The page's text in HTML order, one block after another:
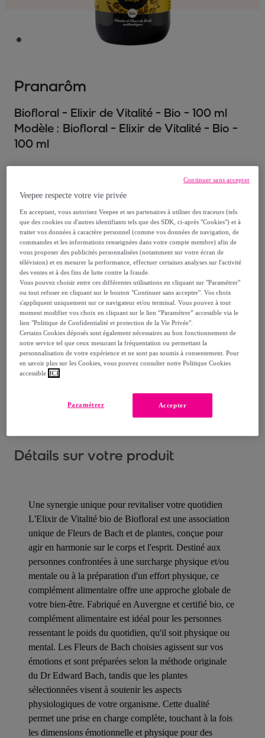
Pranarôm
Biofloral - Elixir de Vitalité - Bio - 100 ml
Modèle : Biofloral - Elixir de Vitalité - Bio -
100 ml
Vendu par I Natural Health
Livraison
Livraison à partir de4,20 €
Offerte par la marque dès 21,10 € d'achat
Livraison estimée: entre le13/08et le16/08
Détails sur votre produit
Une synergie unique pour revitaliser votre quotidien
L'Elixir de Vitalité bio de Biofloral est une association
unique de Fleurs de Bach et de plantes, conçue pour
agir en harmonie sur le corps et l'esprit. Destiné aux
personnes confrontées à une surcharge physique et/ou
mentale ou à la préparation d'un effort physique, ce
complément alimentaire offre une approche globale de
votre bien-être. Fabriqué en Auvergne et certifié bio, ce
complément alimentaire est idéal pour les personnes
ressentant le poids du quotidien, qu'il soit physique ou
mental. Les Fleurs de Bach choisies agissent sur vos
émotions et sont préparées selon la méthode originale
du Dr Edward Bach, tandis que les plantes
sélectionnées visent à soutenir les aspects
physiologiques de votre organisme. Cette dualité
permet une prise en charge complète, touchant à la fois
les dimensions émotionnelle et physique pour des
Veepee respecte votre vie privée
En acceptant, vous autorisez Veepee et ses partenaires à utiliser des traceurs (tels
que des cookies ou d'autres identifiants tels que des SDK, ci-après "Cookies") et à
traiter vos données à caractère personnel (comme vos données de navigation, de
commandes et les informations renseignées dans votre compte membre) afin de
vous proposer des publicités personnalisées (notamment sur votre écran de
télévision) et en mesurer la performance, effectuer certaines analyses sur l'activité
des ventes et à des fins de lutte contre la fraude.
Vous pouvez choisir entre ces différentes utilisations en cliquant sur "Paramétrer"
ou tout refuser en cliquant sur le bouton "Continuer sans accepter". Vos choix
s'appliquent uniquement sur ce navigateur et/ou terminal. Vous pouvez à tout
moment modifier vos choix en cliquant sur le lien “Paramétrer” accessible via le
lien "Politique de Confidentialité et protection de la Vie Privée".
Certains Cookies déposés sont également nécessaires au bon fonctionnement de
notre service tel que ceux mesurant la fréquentation ou permettant la
personnalisation de votre expérience et ne sont pas soumis à consentement. Pour
en savoir plus sur les Cookies, vous pouvez consulter notre Politique Cookies
accessible ICI
Accepter
Paramétrer
Continuer sans accepter